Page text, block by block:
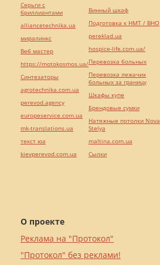
О проекте
Реклама на "Протокол"
"Протокол" без реклами!
Серьги с
бриллиантами
alliancetechnika.ua
миралинкс
Веб мастер
https://motokosmos.ua/
Синтезаторы
agrotechnika.com.ua
perevod.agency
europeservice.com.ua
mk-translations.ua
текст юа
kievperevod.com.ua
Винный шкаф
Подготовка к НМТ / ВНО
pereklad.ua
hospice-life.com.ua/
Перевозка больных
Перевозка лежачих
больных за границу
Шкафы купе
Брендовые сумки
Натяжные потолки Nova
Stelya
maltina.com.ua
Cылки